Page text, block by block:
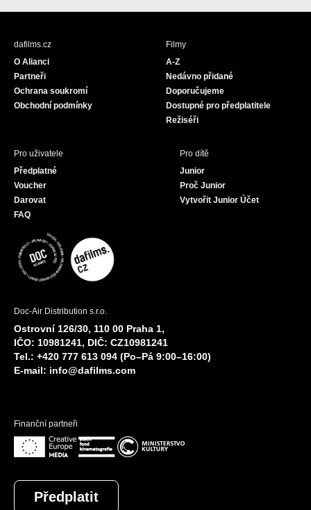
c
s
u
dafilms.cz
O Alianci
Partneři
Ochrana soukromí
Obchodní podmínky
Filmy
A-Z
Nedávno přidané
Doporučujeme
Dostupné pro předplatitele
Režiséři
Pro uživatele
Předplatné
Voucher
Darovat
FAQ
Pro dítě
Junior
Proč Junior
Vytvořit Junior Účet
Doc-Air Distribution s.r.o.
Ostrovní 126/30, 110 00 Praha 1,
IČO: 10981241, DIČ: CZ10981241
Tel.: +420 777 613 094 (Po–Pá 9:00–16:00)
E-mail: info@dafilms.com
Finanční partneři
Předplatit